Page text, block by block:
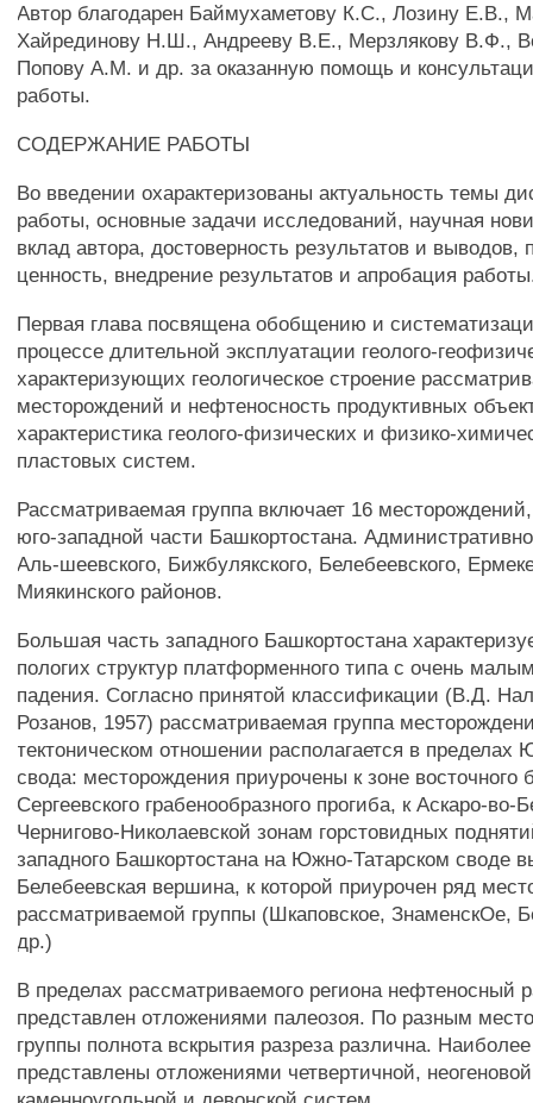
Автор благодарен Баймухаметову К.С., Лозину Е.В.,
Хайрединову Н.Ш., Андрееву В.Е., Мерзлякову В.Ф.,
Попову А.М. и др. за оказанную помощь и
работы.
СОДЕРЖАНИЕ РАБОТЫ
Во введении охарактеризованы актуальность темы
работы, основные задачи исследований, научная
вклад автора, достоверность результатов и выводов,
ценность, внедрение результатов и апробация
Первая глава посвящена обобщению и
процессе длительной эксплуатации геолого-
характеризующих геологическое строение
месторождений и нефтеносность продуктивных
характеристика геолого-физических и физико-
пластовых систем.
Рассматриваемая группа включает 16
юго-западной части Башкортостана.
Аль-шеевского, Бижбулякского, Белебеевского,
Миякинского районов.
Большая часть западного Башкортостана
пологих структур платформенного типа с очень
падения. Согласно принятой классификации (В.Д.
Розанов, 1957) рассматриваемая группа
тектоническом отношении располагается в пределах
свода: месторождения приурочены к зоне восточного
Сергеевского грабенообразного прогиба, к Аскаро-во-
Чернигово-Николаевской зонам горстовидных
западного Башкортостана на Южно-Татарском своде
Белебеевская вершина, к которой приурочен ряд
рассматриваемой группы (Шкаповское, ЗнаменскОе,
др.)
В пределах рассматриваемого региона нефтеносный
представлен отложениями палеозоя. По разным
группы полнота вскрытия разреза различна.
представлены отложениями четвертичной,